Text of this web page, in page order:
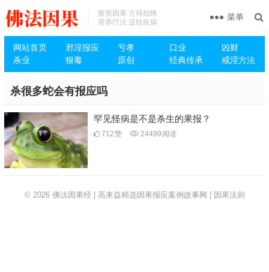
敬畏因果 方得始终
营养疗法 逆转疾病
网站首页 邪淫报应 亏孝 口业
凶财
杀业
狠毒 原创 经典传承 戒淫方法
菜单
杀很多蛇会有报应吗
罕见怪病是不是杀生的果报？
712赞 24499 阅读
© 2026 佛法因果经 | 高来益精选因果报应案例故事网 | 因果法则